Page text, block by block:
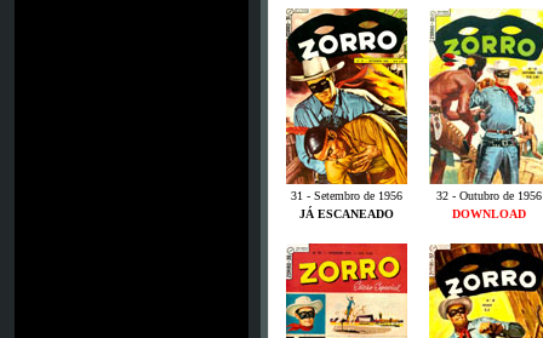
31 - Setembro de 1956
32 - Outubro de 1956
JÁ ESCANEADO
DOWNLOAD